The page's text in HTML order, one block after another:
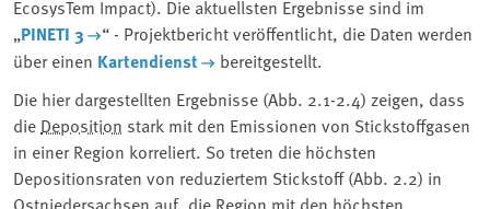
EcosysTem Impact). Die aktuellsten Ergebnisse sind im
„PINETI 3
“ - Projektbericht veröffentlicht, die Daten werden
über einen Kartendienst
bereitgestellt.
Die hier dargestellten Ergebnisse (Abb. 2.1-2.4) zeigen, dass
die Deposition stark mit den Emissionen von Stickstoffgasen
in einer Region korreliert. So treten die höchsten
Depositionsraten von reduziertem Stickstoff (Abb. 2.2) in
Ostniedersachsen auf, die Region mit den höchsten